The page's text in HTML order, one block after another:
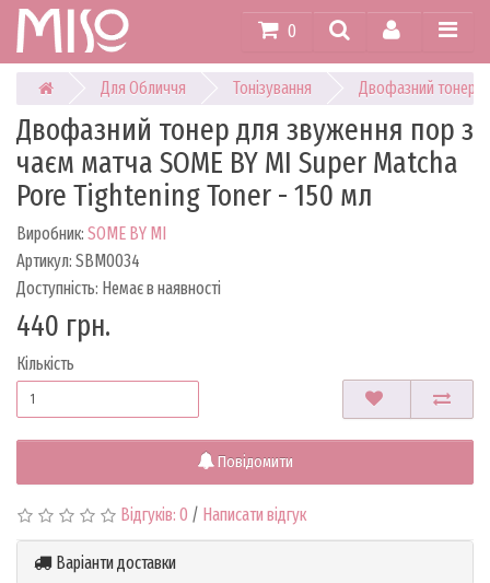
0
Для Обличчя Тонізування Двофазний тонер
Двофазний тонер для звуження пор з
чаєм матча SOME BY MI Super Matcha
Pore Tightening Toner - 150 мл
Виробник: SOME BY MI
Артикул: SBM0034
Доступність: Немає в наявності
440 грн.
Кількість
Повідомити
Відгуків: 0 / Написати відгук
Варіанти доставки